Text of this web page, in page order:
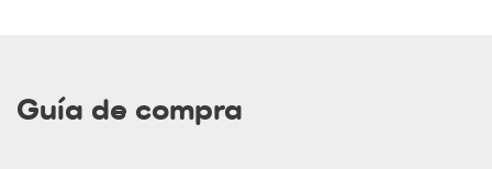
Guía de compra